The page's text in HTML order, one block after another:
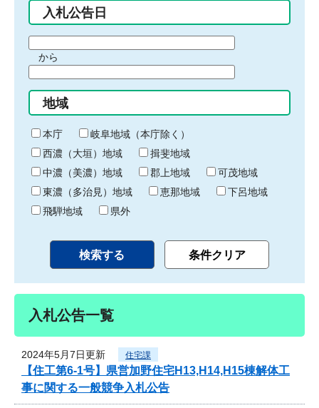
入札公告日
間
始
り
から
間
終
わ
り
地域
本庁
岐阜地域（本庁除く）
西濃（大垣）地域
揖斐地域
中濃（美濃）地域
郡上地域
可茂地域
東濃（多治見）地域
恵那地域
下呂地域
飛騨地域
県外
入札公告一覧
2024年5月7日更新 住宅課
【住工第6-1号】県営加野住宅H13,H14,H15棟解体工
事に関する一般競争入札公告